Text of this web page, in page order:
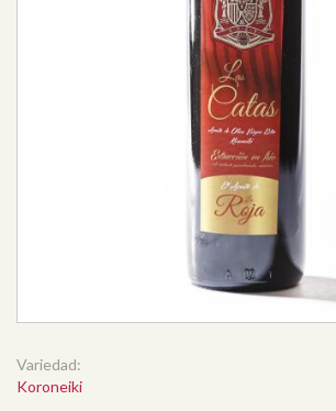
Variedad:
Koroneiki